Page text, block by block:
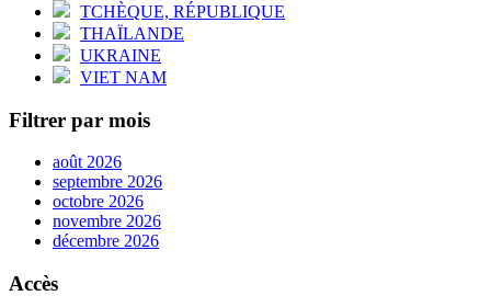
TCHÈQUE, RÉPUBLIQUE
THAÏLANDE
UKRAINE
VIET NAM
Filtrer par mois
août 2026
septembre 2026
octobre 2026
novembre 2026
décembre 2026
Accès